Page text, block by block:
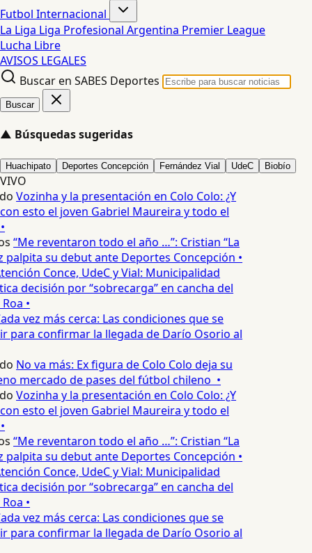
Futbol Internacional
La Liga Liga Profesional Argentina Premier League
Lucha Libre
AVISOS LEGALES
Buscar en SABES Deportes
Buscar
▲ Búsquedas sugeridas
Huachipato Deportes Concepción Fernández Vial UdeC Biobío
VIVO
Vozinha y la presentación en Colo Colo: ¿Y
esto el joven Gabriel Maureira y todo el
“Me reventaron todo el año …”: Cristian “La
palpita su debut ante Deportes Concepción •
Conce, UdeC y Vial: Municipalidad
decisión por “sobrecarga” en cancha del
•
vez más cerca: Las condiciones que se
para confirmar la llegada de Darío Osorio al
No va más: Ex figura de Colo Colo deja su
mercado de pases del fútbol chileno •
Vozinha y la presentación en Colo Colo: ¿Y
esto el joven Gabriel Maureira y todo el
“Me reventaron todo el año …”: Cristian “La
palpita su debut ante Deportes Concepción •
Conce, UdeC y Vial: Municipalidad
decisión por “sobrecarga” en cancha del
•
vez más cerca: Las condiciones que se
para confirmar la llegada de Darío Osorio al